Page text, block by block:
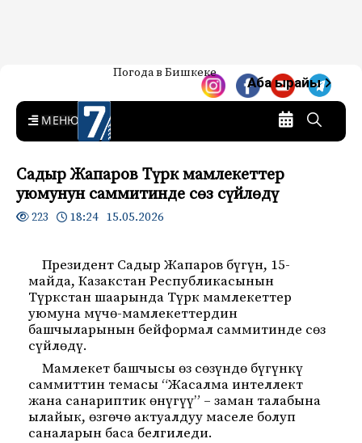
7-канал. Жаңылыктар —
Кыргызстан
Жаңылыктар — Кыргызстан
Погода в Бишкеке
Аба ырайы
MENU
Садыр Жапаров Түрк мамлекеттер
уюмунун саммитинде сөз сүйлөдү
223 18:24 15.05.2026
Президент Садыр Жапаров бүгүн, 15-
майда, Казакстан Республикасынын
Түркстан шаарында Түрк мамлекеттер
уюмуна мүчө-мамлекеттердин
башчыларынын бейформал саммитинде сөз
сүйлөдү.
Мамлекет башчысы өз сөзүндө бүгүнкү
саммиттин темасы “Жасалма интеллект
жана санариптик өнүгүү” – заман талабына
ылайык, өзгөчө актуалдуу маселе болуп
саналарын баса белгиледи.